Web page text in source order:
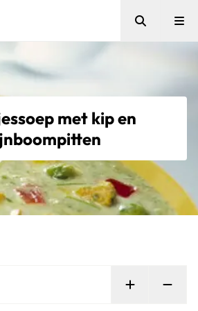
Zoeken
met kip en
Persoon